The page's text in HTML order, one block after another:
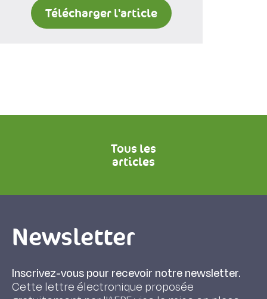
Télécharger l'article
Tous les
articles
Newsletter
Inscrivez-vous pour recevoir notre newsletter.
Cette lettre électronique proposée